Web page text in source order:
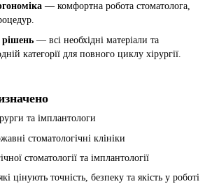
— комфортна робота стоматолога,
рішень — всі необхідні матеріали та
категорії для повного циклу хірургії.
та імплантологи
стоматологічні клініки
стоматології та імплантології
цінують точність, безпеку та якість у роботі